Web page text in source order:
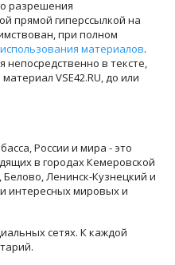
разрешения
прямой гиперссылкой на
при полном
материалов.
непосредственно в тексте,
VSE42.RU, до или
России и мира - это
в городах Кемеровской
Ленинск-Кузнецкий и
интересных мировых и
сетях. К каждой